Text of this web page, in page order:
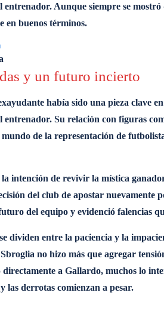
entrenador. Aunque siempre se
en buenos términos.
y un futuro incierto
había sido una pieza clave
entrenador. Su relación con figuras
de la representación de
intención de revivir la mística
del club de apostar
del equipo y evidenció falencias
dividen entre la paciencia y la
Sbroglia no hizo más que agregar
a Gallardo, muchos lo
las derrotas comienzan a pesar.